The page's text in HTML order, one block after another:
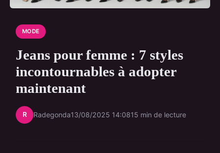
MODE
Jeans pour femme : 7 styles
incontournables à adopter
maintenant
R Radegonda13/08/2025 14:0815 min de lecture